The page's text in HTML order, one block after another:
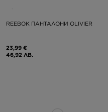
REEBOK ПАНТАЛОНИ OLIVIER
23,99 €
46,92 ЛВ.